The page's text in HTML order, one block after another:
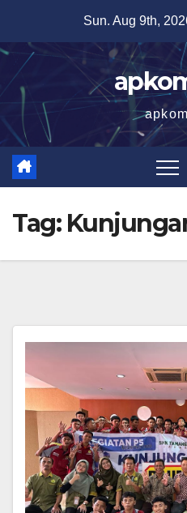
content
Sun. Aug 9th,
Tag: